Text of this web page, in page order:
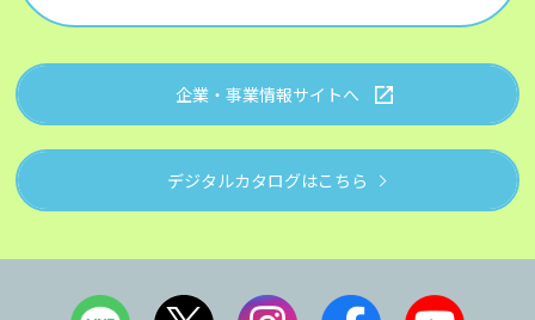
企業・事業情報サイトへ
デジタルカタログはこちら